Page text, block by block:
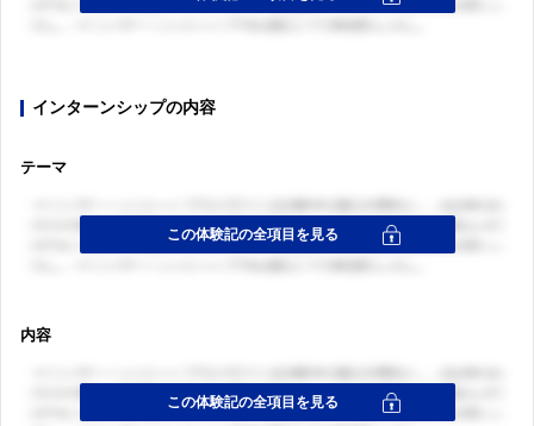
インターンシップの内容
テーマ
内容